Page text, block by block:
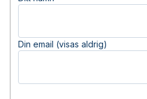
Din email (visas aldrig)